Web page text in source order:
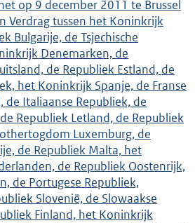
op 9 december 2011 te Brussel
Verdrag tussen het Koninkrijk
Bulgarije, de Tsjechische
Denemarken, de
de Republiek Estland, de
het Koninkrijk Spanje, de Franse
de Italiaanse Republiek, de
Republiek Letland, de Republiek
Luxemburg, de
de Republiek Malta, het
de Republiek Oostenrijk,
de Portugese Republiek,
Slovenië, de Slowaakse
Finland, het Koninkrijk